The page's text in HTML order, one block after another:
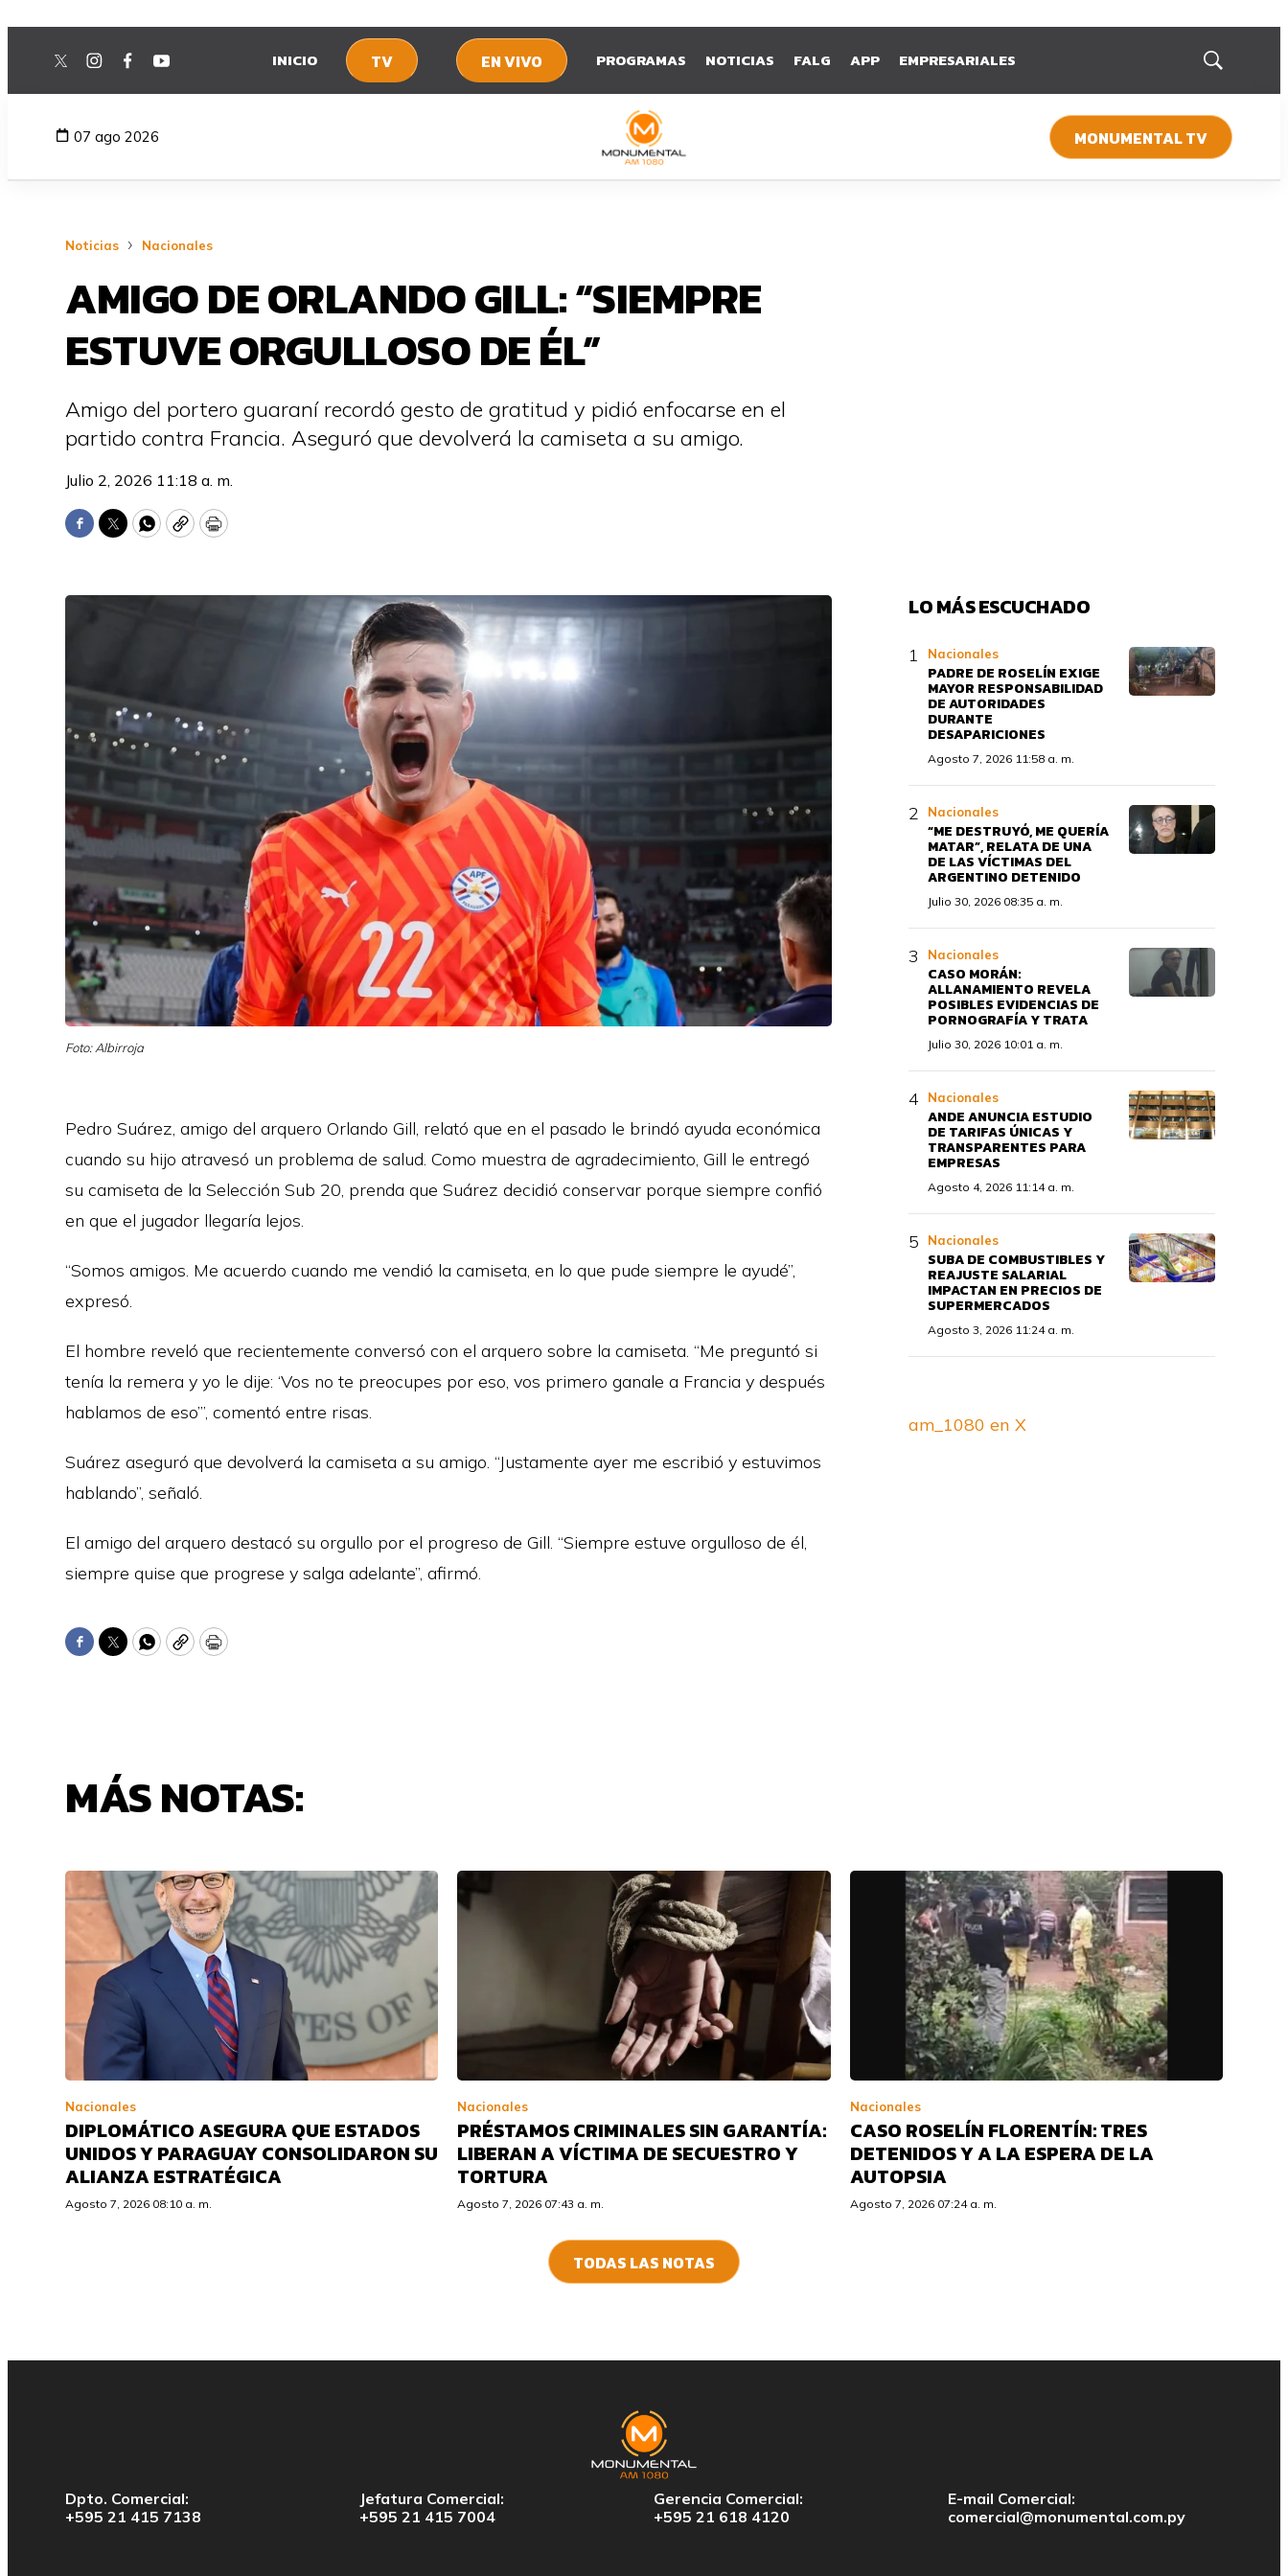
twitterinstagram
facebookyoutube INICIO TV EN VIVO PROGRAMAS NOTICIAS FALG APP EMPRESARIALES
Mostrar
07 ago 2026 MONUMENTAL TV
Noticias Nacionales
AMIGO DE ORLANDO GILL: “SIEMPRE
ESTUVE ORGULLOSO DE ÉL”
Amigo del portero guaraní recordó gesto de gratitud y pidió enfocarse en el
partido contra Francia. Aseguró que devolverá la camiseta a su amigo.
Julio 2, 2026 11:18 a. m.
Facebook
TwitterWhatsApp
CopyPrint
Foto: Albirroja
Pedro Suárez, amigo del arquero Orlando Gill, relató que en el pasado le brindó ayuda económica
cuando su hijo atravesó un problema de salud. Como muestra de agradecimiento, Gill le entregó
su camiseta de la Selección Sub 20, prenda que Suárez decidió conservar porque siempre confió
en que el jugador llegaría lejos.
“Somos amigos. Me acuerdo cuando me vendió la camiseta, en lo que pude siempre le ayudé”,
expresó.
El hombre reveló que recientemente conversó con el arquero sobre la camiseta. “Me preguntó si
tenía la remera y yo le dije: ‘Vos no te preocupes por eso, vos primero ganale a Francia y después
hablamos de eso’”, comentó entre risas.
Suárez aseguró que devolverá la camiseta a su amigo. “Justamente ayer me escribió y estuvimos
hablando”, señaló.
El amigo del arquero destacó su orgullo por el progreso de Gill. “Siempre estuve orgulloso de él,
siempre quise que progrese y salga adelante”, afirmó.
Facebook
TwitterWhatsApp
CopyPrint
LO MÁS ESCUCHADO
Nacionales
PADRE DE ROSELÍN EXIGE
MAYOR RESPONSABILIDAD
DE AUTORIDADES
DURANTE
DESAPARICIONES
Agosto 7, 2026 11:58 a. m.
Nacionales
“ME DESTRUYÓ, ME QUERÍA
MATAR”, RELATA DE UNA
DE LAS VÍCTIMAS DEL
ARGENTINO DETENIDO
Julio 30, 2026 08:35 a. m.
Nacionales
CASO MORÁN:
ALLANAMIENTO REVELA
POSIBLES EVIDENCIAS DE
PORNOGRAFÍA Y TRATA
Julio 30, 2026 10:01 a. m.
Nacionales
ANDE ANUNCIA ESTUDIO
DE TARIFAS ÚNICAS Y
TRANSPARENTES PARA
EMPRESAS
Agosto 4, 2026 11:14 a. m.
Nacionales
SUBA DE COMBUSTIBLES Y
REAJUSTE SALARIAL
IMPACTAN EN PRECIOS DE
SUPERMERCADOS
Agosto 3, 2026 11:24 a. m.
am_1080 en X
MÁS NOTAS:
Nacionales
DIPLOMÁTICO ASEGURA QUE ESTADOS
UNIDOS Y PARAGUAY CONSOLIDARON SU
ALIANZA ESTRATÉGICA
Agosto 7, 2026 08:10 a. m.
Nacionales
PRÉSTAMOS CRIMINALES SIN GARANTÍA:
LIBERAN A VÍCTIMA DE SECUESTRO Y
TORTURA
Agosto 7, 2026 07:43 a. m.
Nacionales
CASO ROSELÍN FLORENTÍN: TRES
DETENIDOS Y A LA ESPERA DE LA
AUTOPSIA
Agosto 7, 2026 07:24 a. m.
TODAS LAS NOTAS
Dpto. Comercial:
+595 21 415 7138
Jefatura Comercial:
+595 21 415 7004
Gerencia Comercial:
+595 21 618 4120
E-mail Comercial:
comercial@monumental.com.py